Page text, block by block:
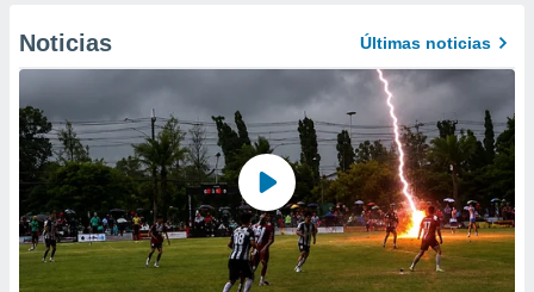
Noticias Últimas noticias